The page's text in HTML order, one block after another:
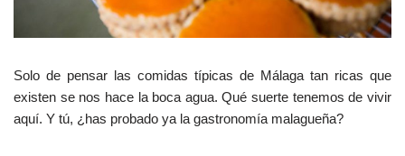
Solo de pensar las comidas típicas de Málaga tan ricas que
existen se nos hace la boca agua. Qué suerte tenemos de vivir
aquí. Y tú, ¿has probado ya la gastronomía malagueña?